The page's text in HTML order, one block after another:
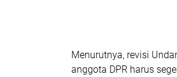
Menurutnya, revisi
anggota DPR harus